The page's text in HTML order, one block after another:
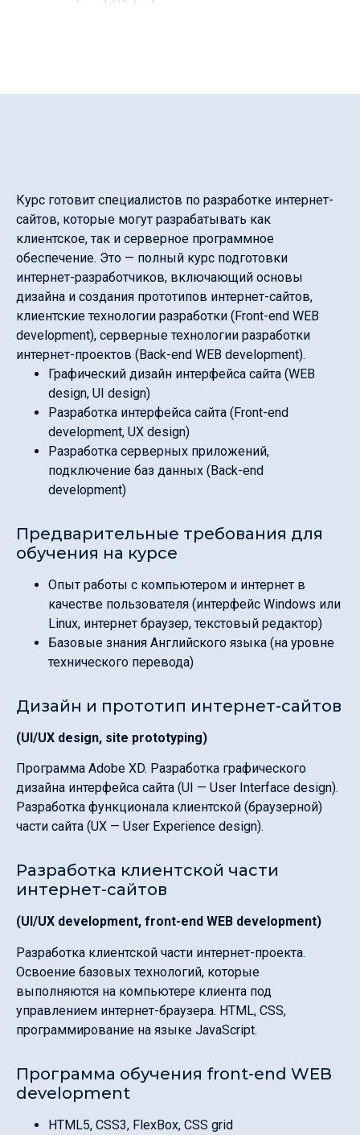
Курс готовит специалистов по разработке интернет-
сайтов, которые могут разрабатывать как
клиентское, так и серверное программное
обеспечение. Это — полный курс подготовки
интернет-разработчиков, включающий основы
дизайна и создания прототипов интернет-сайтов,
клиентские технологии разработки (Front-end WEB
development), серверные технологии разработки
интернет-проектов (Back-end WEB development).
Графический дизайн интерфейса сайта (WEB
design, UI design)
Разработка интерфейса сайта (Front-end
development, UX design)
Разработка серверных приложений,
подключение баз данных (Back-end
development)
Предварительные требования для
обучения на курсе
Опыт работы с компьютером и интернет в
качестве пользователя (интерфейс Windows или
Linux, интернет браузер, текстовый редактор)
Базовые знания Английского языка (на уровне
технического перевода)
Дизайн и прототип интернет-сайтов
(UI/UX design, site prototyping)
Программа Adobe XD. Разработка графического
дизайна интерфейса сайта (UI — User Interface design).
Разработка функционала клиентской (браузерной)
части сайта (UX — User Experience design).
Разработка клиентской части
интернет-сайтов
(UI/UX development, front-end WEB development)
Разработка клиентской части интернет-проекта.
Освоение базовых технологий, которые
выполняются на компьютере клиента под
управлением интернет-браузера. HTML, CSS,
программирование на языке JavaScript.
Программа обучения front-end WEB
development
HTML5, CSS3, FlexBox, CSS grid
Подчеркнуть ссылки